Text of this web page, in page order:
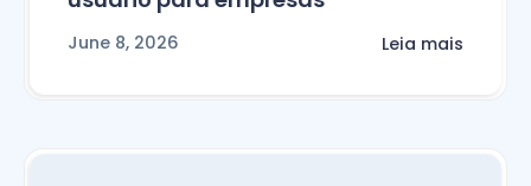
June 8, 2026 Leia mais